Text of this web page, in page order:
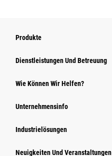
Produkte
Dienstleistungen Und Betreuung
Wie Können Wir Helfen?
Unternehmensinfo
Industrielösungen
Neuigkeiten Und Veranstaltungen